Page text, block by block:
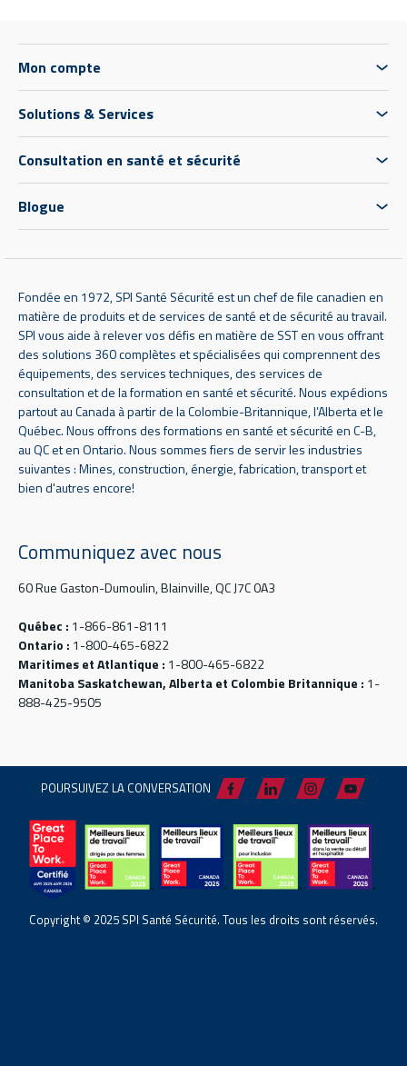
Mon compte
Solutions & Services
Consultation en santé et sécurité
Blogue
Fondée en 1972, SPI Santé Sécurité est un chef de file canadien en
matière de produits et de services de santé et de sécurité au travail.
SPI vous aide à relever vos défis en matière de SST en vous offrant
des solutions 360 complètes et spécialisées qui comprennent des
équipements, des services techniques, des services de
consultation et de la formation en santé et sécurité. Nous expédions
partout au Canada à partir de la Colombie-Britannique, l’Alberta et le
Québec. Nous offrons des formations en santé et sécurité en C-B,
au QC et en Ontario. Nous sommes fiers de servir les industries
suivantes : Mines, construction, énergie, fabrication, transport et
bien d'autres encore!
Communiquez avec nous
60 Rue Gaston-Dumoulin, Blainville, QC J7C 0A3
Québec : 1-866-861-8111
Ontario : 1-800-465-6822
Maritimes et Atlantique : 1-800-465-6822
Manitoba Saskatchewan, Alberta et Colombie Britannique : 1-
888-425-9505
POURSUIVEZ LA CONVERSATION
Copyright © 2025 SPI Santé Sécurité. Tous les droits sont réservés.